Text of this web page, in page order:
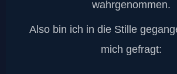
wahrgenommen.
Also bin ich in die Stille
mich gefragt: